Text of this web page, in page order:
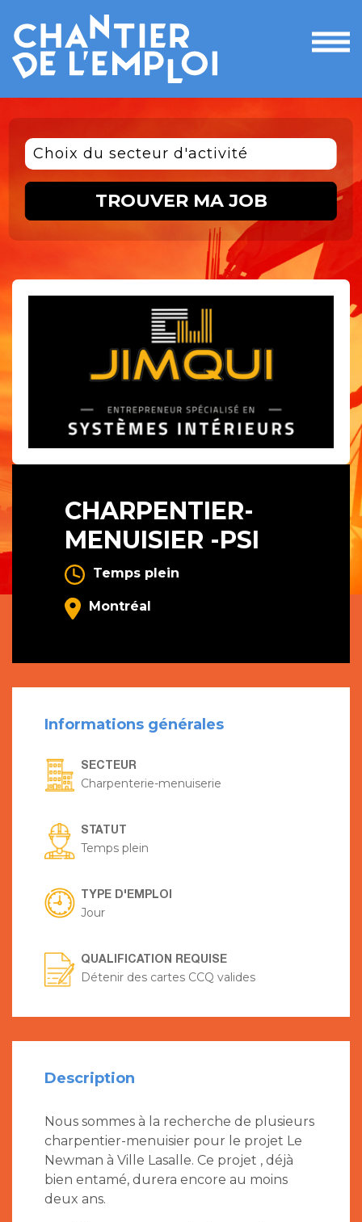
le
Choix du secteur d'activité
TROUVER MA JOB
CHARPENTIER-
MENUISIER -PSI
Temps plein
Montréal
Informations générales
SECTEUR
Charpenterie-menuiserie
STATUT
Temps plein
TYPE D'EMPLOI
Jour
QUALIFICATION REQUISE
Détenir des cartes CCQ valides
Description
Nous sommes à la recherche de plusieurs
charpentier-menuisier pour le projet Le
Newman à Ville Lasalle. Ce projet , déjà
bien entamé, durera encore au moins
deux ans.